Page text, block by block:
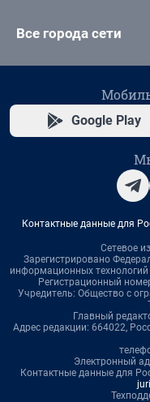
Все города сети
Google Play
Контактные данные для
Сетевое
Зарегистрировано
информационных
Регистрационный
Учредитель: Общество с
Главный
Адрес редакции: 664022,
Электронный
Контактные данные для